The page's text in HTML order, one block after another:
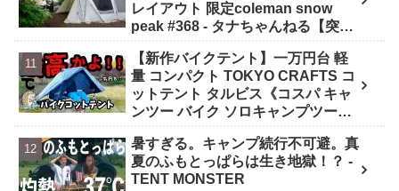
レイアウト 限定coleman snow
peak #368 - タナちゃんねる【突撃
【新作バイクテント】一万円台 軽
量 コンパクト TOKYO CRAFTS コ
ットテント タルビス《コスパ キャ
ンツー バイク ソロキャンプツーリ
リー 選び方》 - ｺﾝﾊﾟｸﾄｷﾞｱ紹介★バ
イク野営部
暑すぎる。キャンプ続行不可避。真
夏のふもとっぱらは生き地獄！？ -
TENT MONSTER